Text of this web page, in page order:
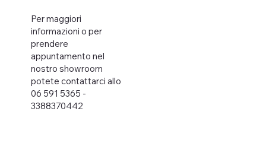
Per maggiori
informazioni o per
prendere
appuntamento nel
nostro showroom
potete contattarci allo
06 591 5365 -
3388370442